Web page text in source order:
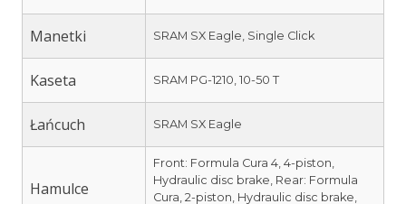
Manetki SRAM SX Eagle, Single Click
Kaseta SRAM PG-1210, 10-50 T
Łańcuch SRAM SX Eagle
Hamulce
Front: Formula Cura 4, 4-piston,
Hydraulic disc brake, Rear: Formula
Cura, 2-piston, Hydraulic disc brake,